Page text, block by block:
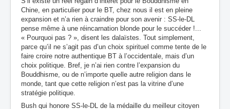
Chine, en particulier pour le BT, chez nous il est en pleine
expansion et n’a rien à craindre pour son avenir : SS-le-DL
pense même à une réincarnation blonde pour le succéder !...
« Pourquoi pas ? », disent les dalaïstes. Tout simplement,
parce qu’il ne s’agit pas d’un choix spirituel comme tente de le
faire croire notre authentique BT à l’occidentale, mais d’un
choix politique. Bref, je n’ai rien contre l’expansion du
Bouddhisme, ou de n’importe quelle autre religion dans le
monde, tant que cette religion n’est pas la vitrine d’une
stratégie politique.
Bush qui honore SS-le-DL de la médaille du meilleur citoyen